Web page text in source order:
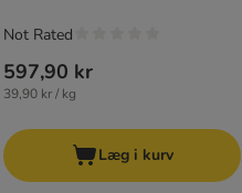
597,90 kr
39,90 kr / kg
Not Rated
Læg i kurv